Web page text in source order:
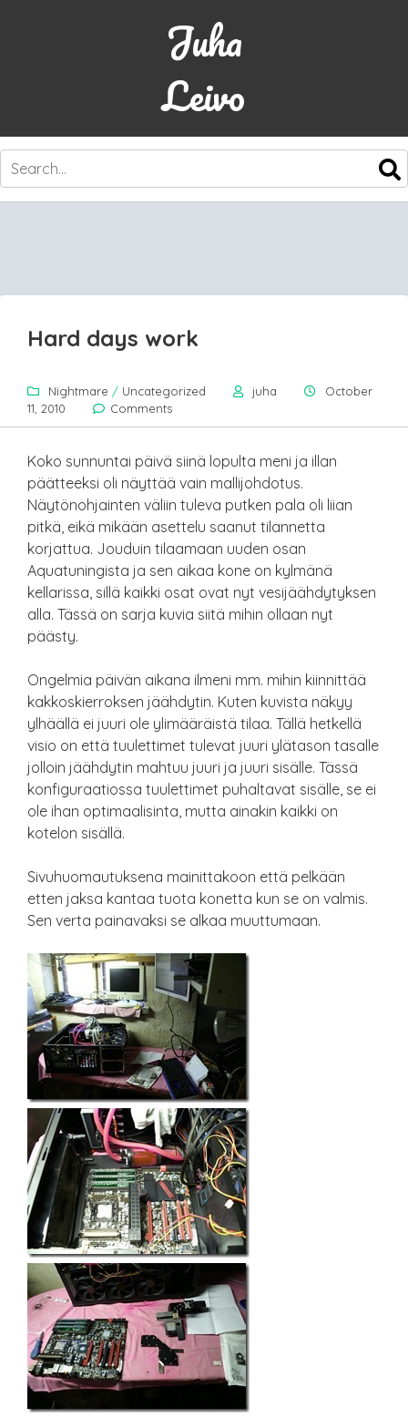
Juha
Leivo
SKIP
CONTENT
Hard days work
Nightmare / Uncategorized juha
October
11, 2010
Comments
Koko sunnuntai päivä siinä lopulta meni ja illan
päätteeksi oli näyttää vain mallijohdotus.
Näytönohjainten väliin tuleva putken pala oli liian
pitkä, eikä mikään asettelu saanut tilannetta
korjattua. Jouduin tilaamaan uuden osan
Aquatuningista ja sen aikaa kone on kylmänä
kellarissa, sillä kaikki osat ovat nyt vesijäähdytyksen
alla. Tässä on sarja kuvia siitä mihin ollaan nyt
päästy.
Ongelmia päivän aikana ilmeni mm. mihin kiinnittää
kakkoskierroksen jäähdytin. Kuten kuvista näkyy
ylhäällä ei juuri ole ylimääräistä tilaa. Tällä hetkellä
visio on että tuulettimet tulevat juuri ylätason tasalle
jolloin jäähdytin mahtuu juuri ja juuri sisälle. Tässä
konfiguraatiossa tuulettimet puhaltavat sisälle, se ei
ole ihan optimaalisinta, mutta ainakin kaikki on
kotelon sisällä.
Sivuhuomautuksena mainittakoon että pelkään
etten jaksa kantaa tuota konetta kun se on valmis.
Sen verta painavaksi se alkaa muuttumaan.